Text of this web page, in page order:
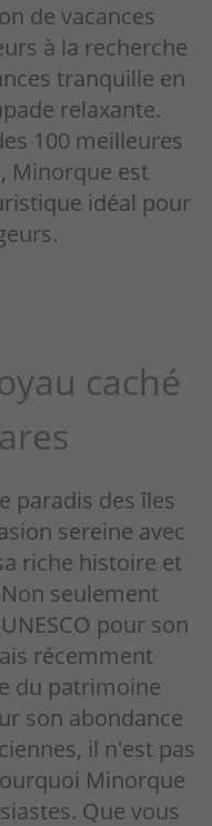
de vacances
à la recherche
tranquille en
relaxante.
100 meilleures
Minorque est
idéal pour
caché
paradis des îles
sereine avec
riche histoire et
seulement
pour son
récemment
du patrimoine
son abondance
il n'est pas
Minorque
Que vous